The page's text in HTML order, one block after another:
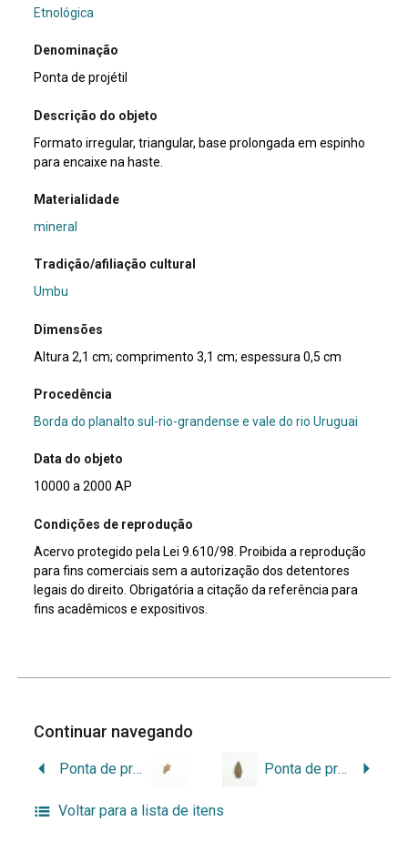
Etnológica
Denominação
Ponta de projétil
Descrição do objeto
Formato irregular, triangular, base prolongada em espinho
para encaixe na haste.
Materialidade
mineral
Tradição/afiliação cultural
Umbu
Dimensões
Altura 2,1 cm; comprimento 3,1 cm; espessura 0,5 cm
Procedência
Borda do planalto sul-rio-grandense e vale do rio Uruguai
Data do objeto
10000 a 2000 AP
Condições de reprodução
Acervo protegido pela Lei 9.610/98. Proibida a reprodução
para fins comerciais sem a autorização dos detentores
legais do direito. Obrigatória a citação da referência para
fins acadêmicos e expositivos.
Continuar navegando
Ponta de projétil Ponta de projétil
Voltar para a lista de itens